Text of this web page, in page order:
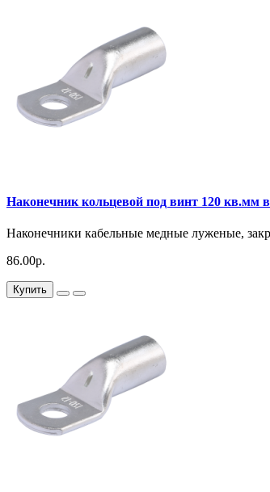
Наконечник кольцевой под винт 120
Наконечники кабельные медные луженые,
86.00р.
Купить